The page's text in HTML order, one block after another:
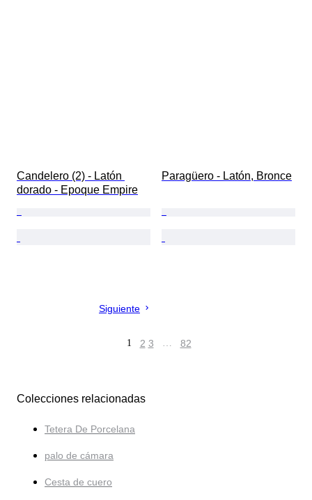
Candelero (2) - Latón
dorado - Epoque Empire
Paragüero - Latón, Bronce
Siguiente
1 2 3 … 82
Colecciones relacionadas
Tetera De Porcelana
palo de cámara
Cesta de cuero